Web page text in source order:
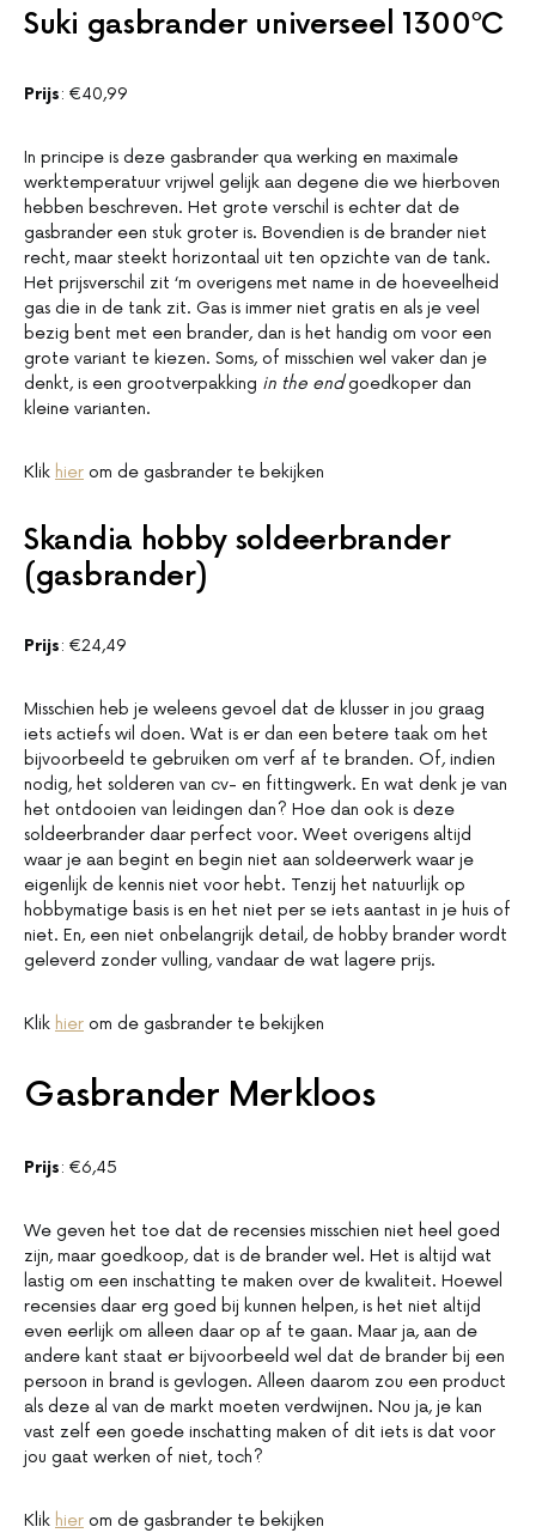
Suki gasbrander universeel 1300ºC
Prijs: €40,99
In principe is deze gasbrander qua werking en maximale
werktemperatuur vrijwel gelijk aan degene die we hierboven
hebben beschreven. Het grote verschil is echter dat de
gasbrander een stuk groter is. Bovendien is de brander niet
recht, maar steekt horizontaal uit ten opzichte van de tank.
Het prijsverschil zit ‘m overigens met name in de hoeveelheid
gas die in de tank zit. Gas is immer niet gratis en als je veel
bezig bent met een brander, dan is het handig om voor een
grote variant te kiezen. Soms, of misschien wel vaker dan je
denkt, is een grootverpakking in the endgoedkoper dan
kleine varianten.
Klik hier om de gasbrander te bekijken
Skandia hobby soldeerbrander
(gasbrander)
Prijs: €24,49
Misschien heb je weleens gevoel dat de klusser in jou graag
iets actiefs wil doen. Wat is er dan een betere taak om het
bijvoorbeeld te gebruiken om verf af te branden. Of, indien
nodig, het solderen van cv- en fittingwerk. En wat denk je van
het ontdooien van leidingen dan? Hoe dan ook is deze
soldeerbrander daar perfect voor. Weet overigens altijd
waar je aan begint en begin niet aan soldeerwerk waar je
eigenlijk de kennis niet voor hebt. Tenzij het natuurlijk op
hobbymatige basis is en het niet per se iets aantast in je huis of
niet. En, een niet onbelangrijk detail, de hobby brander wordt
geleverd zonder vulling, vandaar de wat lagere prijs.
Klik hier om de gasbrander te bekijken
Gasbrander Merkloos
Prijs: €6,45
We geven het toe dat de recensies misschien niet heel goed
zijn, maar goedkoop, dat is de brander wel. Het is altijd wat
lastig om een inschatting te maken over de kwaliteit. Hoewel
recensies daar erg goed bij kunnen helpen, is het niet altijd
even eerlijk om alleen daar op af te gaan. Maar ja, aan de
andere kant staat er bijvoorbeeld wel dat de brander bij een
persoon in brand is gevlogen. Alleen daarom zou een product
als deze al van de markt moeten verdwijnen. Nou ja, je kan
vast zelf een goede inschatting maken of dit iets is dat voor
jou gaat werken of niet, toch?
Klik hier om de gasbrander te bekijken